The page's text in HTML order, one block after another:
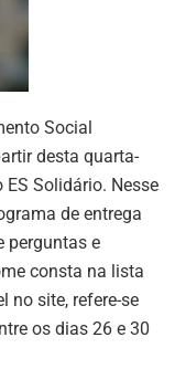
Social
desta quarta-
Solidário. Nesse
de entrega
perguntas e
consta na lista
no site, refere-se
os dias 26 e 30